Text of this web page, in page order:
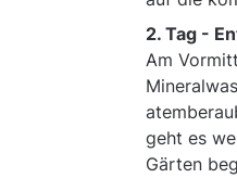
2. Tag -
Am
geht es
Gärten